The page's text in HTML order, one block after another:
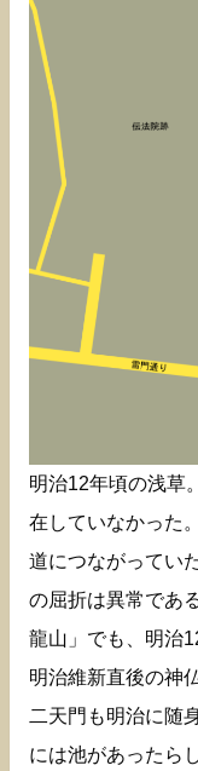
明治12年頃の浅草
在していなかった
道につながってい
の屈折は異常であ
龍山」でも、明治
明治維新直後の神
二天門も明治に随
には池があったら